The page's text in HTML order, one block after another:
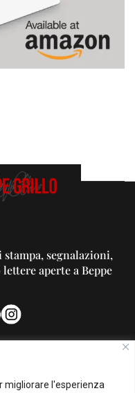
migliorare l'esperienza
segnalazioni,
aperte a Beppe
PUBBLICITA'
su questo Blog: